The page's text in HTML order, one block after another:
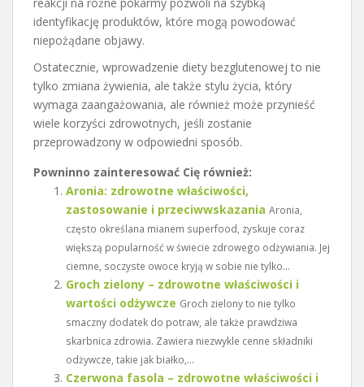
identyfikację produktów, które mogą powodować
niepożądane objawy.
Ostatecznie, wprowadzenie diety bezglutenowej to nie
tylko zmiana żywienia, ale także stylu życia, który
wymaga zaangażowania, ale również może przynieść
wiele korzyści zdrowotnych, jeśli zostanie
przeprowadzony w odpowiedni sposób.
Powninno zainteresować Cię również:
Aronia: zdrowotne właściwości,
zastosowanie i przeciwwskazania Aronia,
często określana mianem superfood, zyskuje coraz
większą popularność w świecie zdrowego odżywiania. Jej
ciemne, soczyste owoce kryją w sobie nie tylko...
Groch zielony – zdrowotne właściwości i
wartości odżywcze Groch zielony to nie tylko
smaczny dodatek do potraw, ale także prawdziwa
skarbnica zdrowia. Zawiera niezwykle cenne składniki
odżywcze, takie jak białko,...
Czerwona fasola – zdrowotne właściwości i